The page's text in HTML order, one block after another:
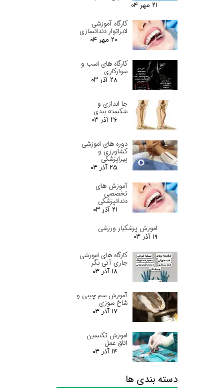
۲۱ مهر ۰۴
کارگاه آموزشی
لابراتوار دندانسازی
۲۰ مهر ۰۴
کارگاه های اسب و
سوارکاری
۲۸ آذر ۰۳
جا اندازی و
شکسته بندی
۲۶ آذر ۰۳
دوره های اموزشی
کشاورزی و
پیراپزشکی
۲۵ آذر ۰۳
آموزش های
تخصصی
دندانپزشکی
۲۱ آذر ۰۳
اموزش پزشکیار ورزشی
۱۹ آذر ۰۳
کارگاه های اموزشی
جاری آتی نگر
۱۸ آذر ۰۳
آموزش سم چینی و
شاخ سوزی
۱۷ آذر ۰۳
اموزش تکنسین
اتاق عمل
۱۴ آذر ۰۳
دسته بندی ها